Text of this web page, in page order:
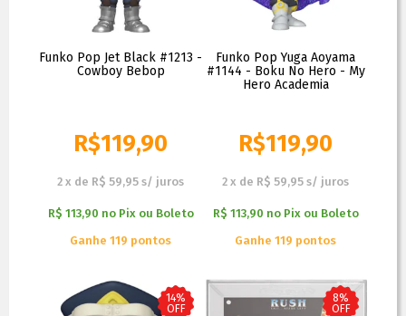
Funko Pop Jet Black #1213 -
Cowboy Bebop
R$119,90
2 x de R$ 59,95 s/ juros
R$ 113,90 no Pix ou Boleto
Ganhe 119 pontos
Funko Pop Yuga Aoyama
#1144 - Boku No Hero - My
Hero Academia
R$119,90
2 x de R$ 59,95 s/ juros
R$ 113,90 no Pix ou Boleto
Ganhe 119 pontos
14%
OFF
8%
OFF